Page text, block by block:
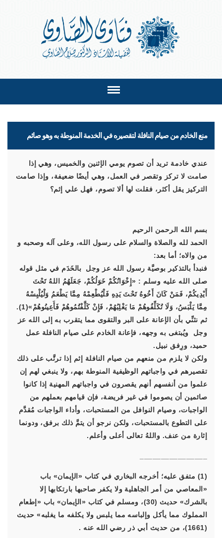
منع الخادم من صيام النافلة لتقصيره في الخدمة المنوطة به وهو صائم
عندي خادمة تريد أن تصوم يومي الإثنين والخميس، وهي إذا
صامت لا تركز وتقصر في العمل، وهي أيضًا ضعيفة، وإذا صامت
التركيز يقل أكثر، فقلت لها ألا تصوم، فهل علي إثم؟
بسم الله الرحمن الرحيم
الحمد لله والصلاة والسلام على رسول الله، وعلى آله وصحبه و
من والاه؛ أما بعد:
فنبدأ بالتذكير بوصيَّة رسول الله عز وجل بالخَدَم في مثل قوله
صلى الله عليه وسلم : «إِخْوَانُكُمْ خَوَلُكُمْ، جَعَلَهُمُ اللهُ تَحْتَ
أَيْدِيكُمْ، فَمَنْ كَانَ أَخُوهُ تَحْتَ يَدِهِ فَلْيُطْعِمْهُ مِمَّا يَطْعَمُ وَلْيُلْبِسْهُ
مِمَّا يَلْبَسُ، وَلَا تُكَلِّفُوهُمْ مَا يَغْلِبُهُمْ، فَإِنْ كَلَّفْتُمُوهُمْ فَأَعِينُوهُمْ»(1).
ثم نثنِّي بأن الإعانة على البر والتقوى مما يتقرب به إلى الله عز
وجل ويُبتغى به وجهه، فإعانة الخادم على صيام النافلة عمل
حميد، ورِفق نبيل.
ولكن لا يلزم من منعهم من صيام النافلة إثم إذا ترتَّب على ذلك
تقصيرهم في واجباتهم الوظيفية المنوطة بهم، ولا ينبغي لهم إن
علموا من أنفسهم أنهم يقصرون في واجباتهم المهنية إذا كانوا
صائمين أن يصوموا في غير فريضة، فإن قيامهم بعملهم من
الواجبات، وصيام النوافل من المستحبات، وأداء الواجبات مُقدَّم
على التطوع بالمستحبات، ولكن نرجو أن يتمَّ ذلك برفق، ودونما
إثارة من عنف. واللهُ تعالى أعلى وأعلم.
(1) متفق عليه؛ أخرجه البخاري في كتاب «الإيمان» باب
«المعاصي من أمر الجاهلية ولا يكفر صاحبها بارتكابها إلا
بالشرك» حديث (30)، ومسلم في كتاب «الإيمان» باب «إطعام
المملوك مما يأكل وإلباسه مما يلبس ولا يكلفه ما يغلبه» حديث
(1661)، من حديث أبي ذر رضي الله عنه .